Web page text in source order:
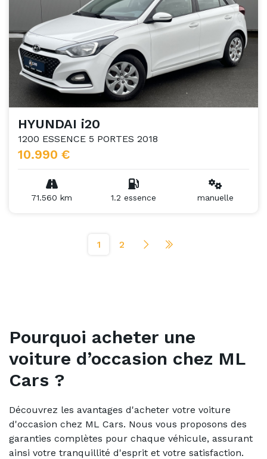
HYUNDAI i20
1200 ESSENCE 5 PORTES 2018
10.990 €
71.560 km 1.2 essence manuelle
1 2
Pourquoi acheter une
voiture d’occasion chez ML
Cars ?
Découvrez les avantages d'acheter votre voiture
d'occasion chez ML Cars. Nous vous proposons des
garanties complètes pour chaque véhicule, assurant
ainsi votre tranquillité d'esprit et votre satisfaction.